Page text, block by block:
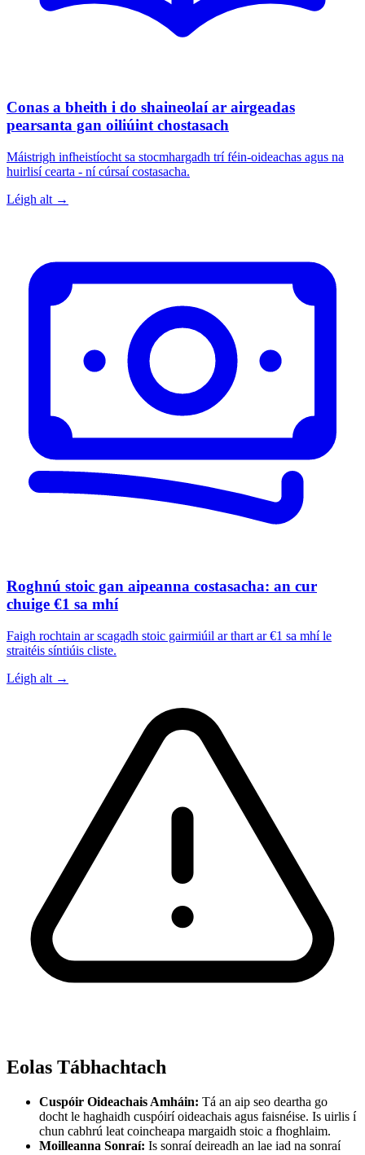
Conas a bheith i do shaineolaí ar airgeadas
pearsanta gan oiliúint chostasach
Máistrigh infheistíocht sa stocmhargadh trí féin-oideachas agus na
huirlisí cearta - ní cúrsaí costasacha.
Léigh alt →
Roghnú stoic gan aipeanna costasacha: an cur
chuige €1 sa mhí
Faigh rochtain ar scagadh stoic gairmiúil ar thart ar €1 sa mhí le
straitéis síntiúis cliste.
Léigh alt →
Eolas Tábhachtach
Cuspóir Oideachais Amháin: Tá an aip seo deartha go
docht le haghaidh cuspóirí oideachais agus faisnéise. Is uirlis í
chun cabhrú leat coincheapa margaidh stoic a fhoghlaim.
Moilleanna Sonraí: Is sonraí deireadh an lae iad na sonraí